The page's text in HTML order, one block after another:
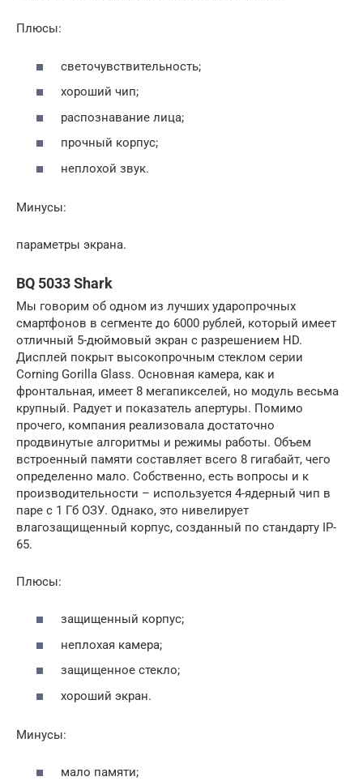
Плюсы:
светочувствительность;
хороший чип;
распознавание лица;
прочный корпус;
неплохой звук.
Минусы:
параметры экрана.
BQ 5033 Shark
Мы говорим об одном из лучших ударопрочных
смартфонов в сегменте до 6000 рублей, который имеет
отличный 5-дюймовый экран с разрешением HD.
Дисплей покрыт высокопрочным стеклом серии
Corning Gorilla Glass. Основная камера, как и
фронтальная, имеет 8 мегапикселей, но модуль весьма
крупный. Радует и показатель апертуры. Помимо
прочего, компания реализовала достаточно
продвинутые алгоритмы и режимы работы. Объем
встроенный памяти составляет всего 8 гигабайт, чего
определенно мало. Собственно, есть вопросы и к
производительности – используется 4-ядерный чип в
паре с 1 Гб ОЗУ. Однако, это нивелирует
влагозащищенный корпус, созданный по стандарту IP-
65.
Плюсы:
защищенный корпус;
неплохая камера;
защищенное стекло;
хороший экран.
Минусы:
мало памяти;